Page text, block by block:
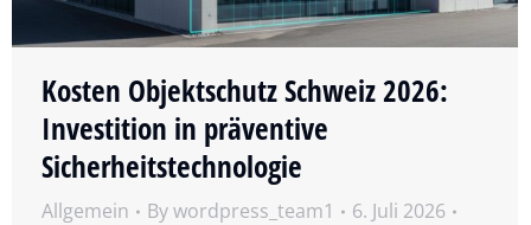
Kosten Objektschutz Schweiz 2026:
Investition in präventive
Sicherheitstechnologie
Allgemein Bywordpress_team1
6. Juli 2026